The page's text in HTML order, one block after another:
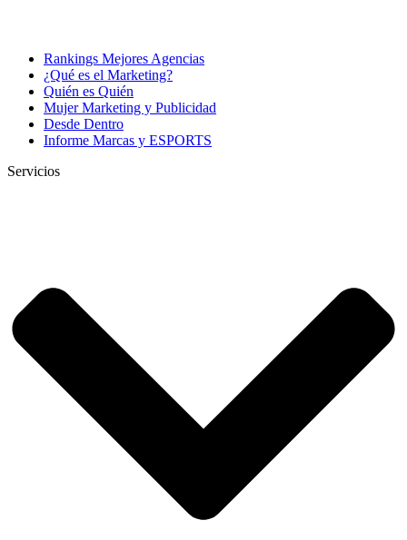
Rankings Mejores Agencias
¿Qué es el Marketing?
Quién es Quién
Mujer Marketing y Publicidad
Desde Dentro
Informe Marcas y ESPORTS
Servicios